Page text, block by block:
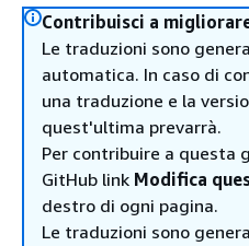
Contribuisci a
Le traduzioni sono
automatica. In caso di
una traduzione e la
quest'ultima prevarrà.
Per contribuire a questa
GitHub link Modifica
destro di ogni pagina.
Le traduzioni sono